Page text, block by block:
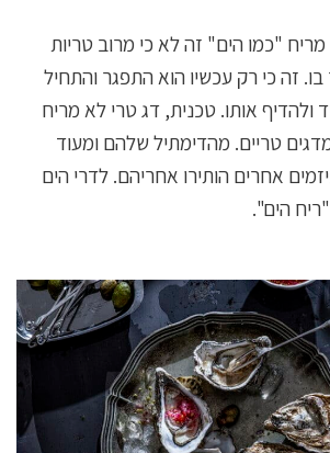
"כמו הים" זה לא כי מרוב טריות
זה כי רק עכשיו הוא התפגר והתחיל
ולהדיף אותו. טכנית, דג טרי לא מריח
טריים. מהדימתיל שלהם ומעוד
אחרים הותירו אחריהם. לדרי הים
"ריח הים".